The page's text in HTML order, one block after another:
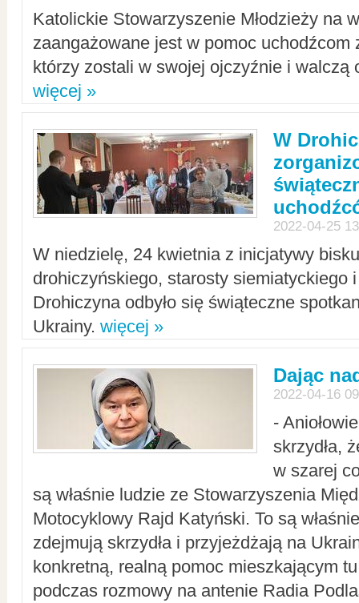
Katolickie Stowarzyszenie Młodzieży na
zaangażowane jest w pomoc uchodźcom
którzy zostali w swojej ojczyźnie i walczą
więcej »
W
2022-04-25
W niedzielę, 24 kwietnia z inicjatywy
drohiczyńskiego, starosty siemiatyckiego
Drohiczyna odbyło się świąteczne
Ukrainy. więcej »
Dając
2022-04-16
-
skrzydła,
w szarej
są właśnie ludzie ze Stowarzyszenia
Motocyklowy Rajd Katyński. To są
zdejmują skrzydła i przyjeżdżają na
konkretną, realną pomoc mieszkającym
podczas rozmowy na antenie Radia